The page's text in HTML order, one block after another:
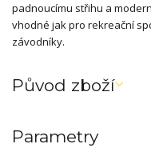
padnoucímu střihu a
vhodné jak pro rekreační
závodníky.
Původ zboží
Parametry